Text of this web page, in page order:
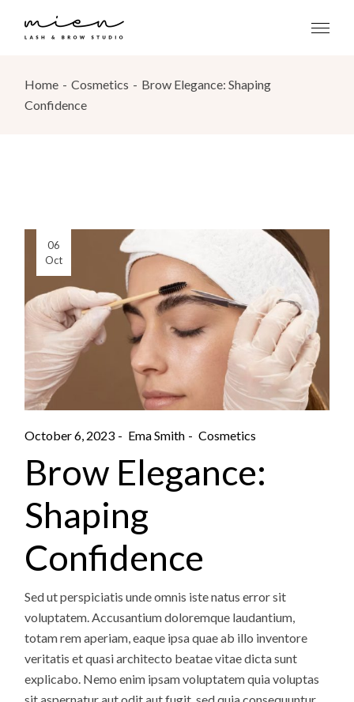
Home Cosmetics
Brow Elegance: Shaping
Confidence
06
Oct
October 6, 2023 Ema Smith Cosmetics
Brow Elegance:
Shaping
Confidence
Sed ut perspiciatis unde omnis iste natus error sit
voluptatem. Accusantium doloremque laudantium,
totam rem aperiam, eaque ipsa quae ab illo inventore
veritatis et quasi architecto beatae vitae dicta sunt
explicabo. Nemo enim ipsam voluptatem quia voluptas